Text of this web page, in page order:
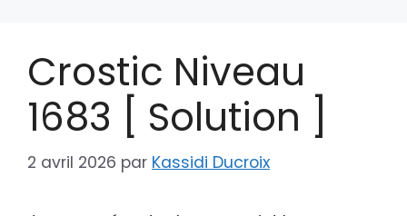
Crostic Niveau
1683 [ Solution ]
2 avril 2026 par Kassidi Ducroix